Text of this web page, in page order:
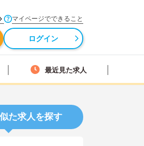
マイページでできること
ログイン
最近見た求人
た求人を探す